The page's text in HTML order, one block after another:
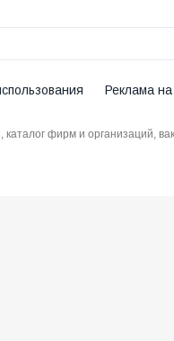
Реклама
каталог фирм и организаций,